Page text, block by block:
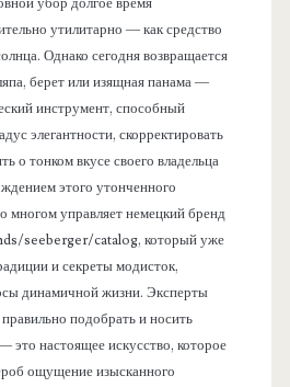
утилитарно — как средство
Однако сегодня возвращается
берет или изящная панама —
инструмент, способный
элегантности, скорректировать
о тонком вкусе своего владельца
этого утонченного
многом управляет немецкий бренд
seeberger/catalog, который уже
и секреты модисток,
динамичной жизни. Эксперты
подобрать и носить
это настоящее искусство, которое
ощущение изысканного